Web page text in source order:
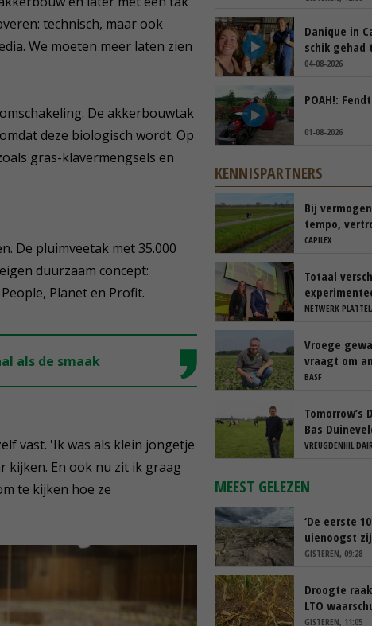
technisch, maar ook
We moeten meer laten zien
De akkerbouwtak
deze biologisch wordt. Op
gras-klavermengsels en
De pluimveetak met 35.000
duurzaam concept:
Planet en Profit.
als de smaak
vast. 'Ik was als klein jongetje
kijken. En ook nu zit ik graag
te kijken hoe ze
Danique in
schik gehad
04-08-2026
POAH!:
01-08-2026
KENNISPARTNERS
Bij
tempo,
transparantie
CAPILEX
Totaal
van elkaar
NETWERK
Vroege
vraagt om
cercospora
BASF
Tomorrow’s
Bas
footprint van
VREUGDENHIL
MEEST GELEZEN
‘De eerste
uienoogst
GISTEREN, 09:28
Droogte
LTO
schappen
GISTEREN, 11:05